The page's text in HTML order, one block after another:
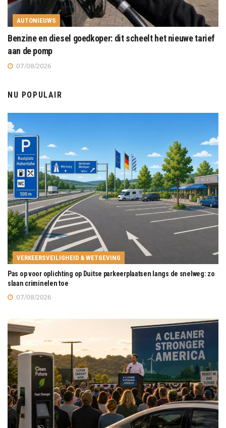
AUTONIEUWS
Benzine en diesel goedkoper: dit scheelt het nieuwe tarief
aan de pomp
07/08/2026
NU POPULAIR
VERKEERSVEILIGHEID & WETGEVING
Pas op voor oplichting op Duitse parkeerplaatsen langs de snelweg: zo
slaan criminelen toe
07/08/2026